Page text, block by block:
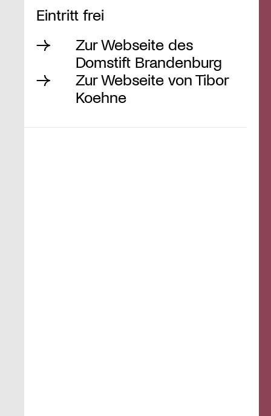
Eintritt frei
Zur Webseite des
Domstift Brandenburg
Zur Webseite von Tibor
Koehne